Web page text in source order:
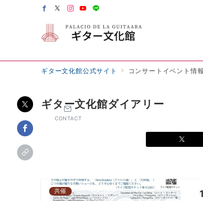
CONTACT
ギター文化館公式サイト コンサートイベント情報
ギター文化館ダイアリー
共催